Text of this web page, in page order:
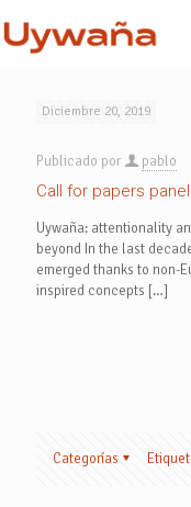
Diciembre 20, 2019
Publicado por pablo
Call for papers panel
Uywaña: attentionality
beyond In the last
emerged thanks to non-
inspired concepts […]
Categorías